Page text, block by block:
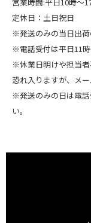
定休日：土日祝日
※発送のみの当日出
※電話受付は平日11
※休業日明けや担当者
恐れ入りますが、メ
※発送のみの日は電
い。